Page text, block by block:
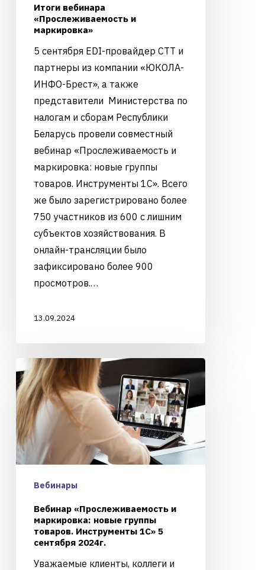
Итоги вебинара
«Прослеживаемость и
маркировка»
5 сентября EDI-провайдер CTT и
партнеры из компании «ЮКОЛА-
ИНФО-Брест», а также
представители Министерства по
налогам и сборам Республики
Беларусь провели совместный
вебинар «Прослеживаемость и
маркировка: новые группы
товаров. Инструменты 1С». Всего
же было зарегистрировано более
750 участников из 600 с лишним
субъектов хозяйствования. В
онлайн-трансляции было
зафиксировано более 900
просмотров.…
13.09.2024
Вебинары
Вебинар «Прослеживаемость и
маркировка: новые группы
товаров. Инструменты 1С» 5
сентября 2024г.
Уважаемые клиенты, коллеги и